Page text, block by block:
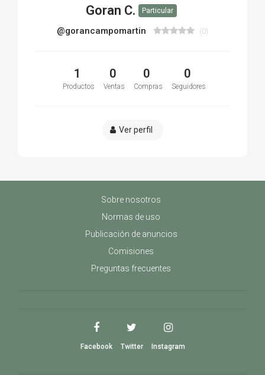
Goran C. Particular
@gorancampomartin (0)
1
Productos
0
Ventas
0
Compras
0
Seguidores
Ver perfil
Sobre nosotros
Normas de uso
Publicación de anuncios
Comisiones
Preguntas frecuentes
Facebook Twitter Instagram